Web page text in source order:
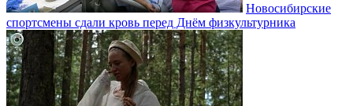
Новосибирские
спортсмены сдали кровь перед Днём физкультурника